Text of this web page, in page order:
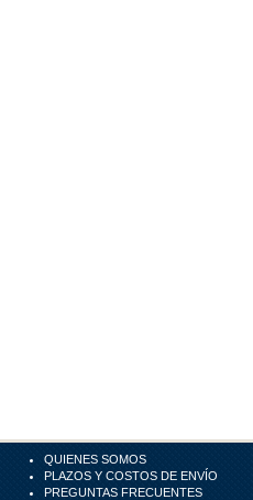
QUIENES SOMOS
PLAZOS Y COSTOS DE ENVÍO
PREGUNTAS FRECUENTES